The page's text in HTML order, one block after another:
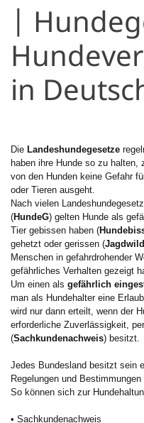
|
in
Die Landeshundegesetze
haben ihre Hunde so zu
von den Hunden keine Gefahr
oder Tieren ausgeht.
Nach vielen
(HundeG) gelten Hunde als
Tier gebissen haben (
gehetzt oder gerissen (
Menschen in gefahrdrohender
gefährliches Verhalten gezeigt
Um einen als gefährlich
man als Hundehalter eine
wird nur dann erteilt, wenn der
erforderliche Zuverlässigkeit,
(Sachkundenachweis) besitzt.
Jedes Bundesland besitzt sein
Regelungen und
So können sich zur
• Sachkundenachweis